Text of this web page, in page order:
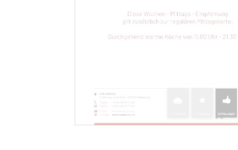
EMPFEHLUNGEN